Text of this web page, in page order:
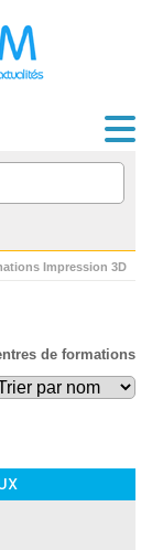
Impression 3D
de formations